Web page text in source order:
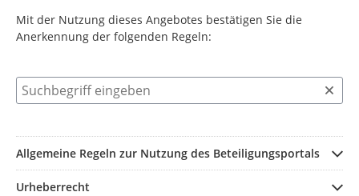
Mit der Nutzung dieses Angebotes bestätigen Sie die
Anerkennung der folgenden Regeln:
Suchbegriff eingeben
Allgemeine Regeln zur Nutzung des Beteiligungsportals
Urheberrecht